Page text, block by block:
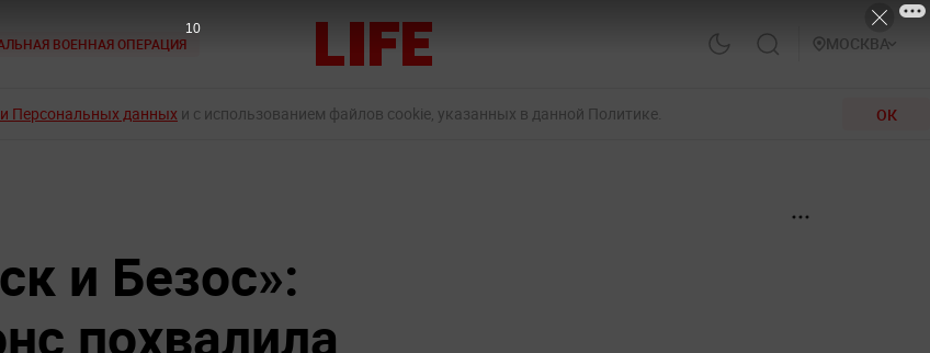
ВОЕННАЯ ОПЕРАЦИЯ МОСКВА
Персональных данных и с использованием файлов cookie, указанных в данной Политике. ОК
и Безос»:
похвалила
9